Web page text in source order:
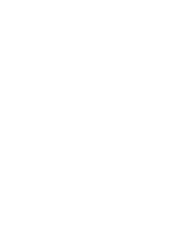
Rechtspraak.nl
Rechtspraak.nl
Rechtspraak.nl
verlaat Rechtspraak.nl
- U verlaat
nieuwsbrief - U verlaat